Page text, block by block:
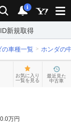
検索 通知
i
ID新規取得
の車種一覧 ホンダの
お気に入り
一覧を見る
最近見た
中古車
万円